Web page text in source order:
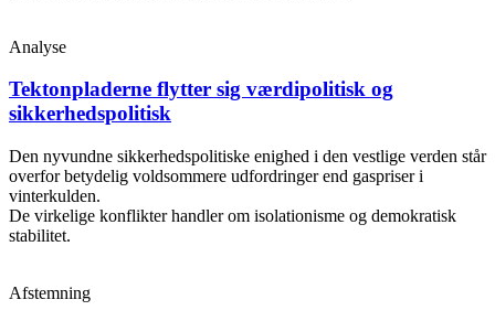
Analyse
Tektonpladerne flytter sig værdipolitisk og
sikkerhedspolitisk
Den nyvundne sikkerhedspolitiske enighed i den vestlige verden står
overfor betydelig voldsommere udfordringer end gaspriser i
vinterkulden.
De virkelige konflikter handler om isolationisme og demokratisk
stabilitet.
Afstemning